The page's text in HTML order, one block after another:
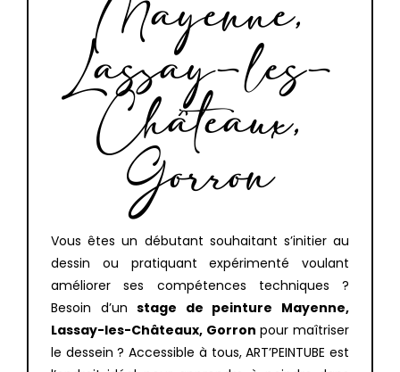
Mayenne,
Lassay-les-
Châteaux,
Gorron
Vous êtes un débutant souhaitant s’initier au
dessin ou pratiquant expérimenté voulant
améliorer ses compétences techniques ?
Besoin d’unstage de peinture Mayenne,
Lassay-les-Châteaux, Gorron pour maîtriser
le dessein ? Accessible à tous, ART’PEINTUBE est